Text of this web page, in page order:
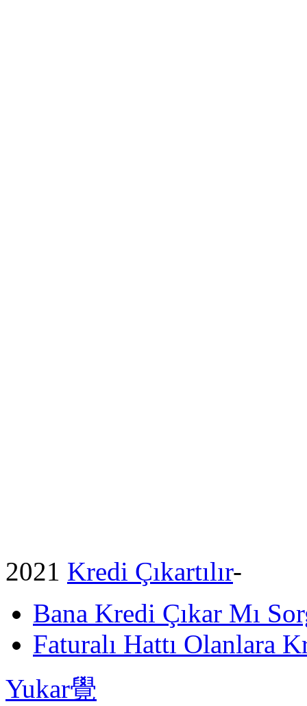
2021 Kredi Çıkartılır-
Bana Kredi Çıkar Mı
Faturalı Hattı Olanlara
Yukar覺